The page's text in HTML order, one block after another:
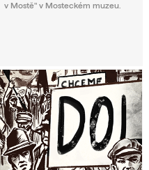
v Mostě" v Mosteckém muzeu.